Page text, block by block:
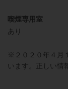
喫煙専用室
あり
※２０２０年４月
います。正しい情